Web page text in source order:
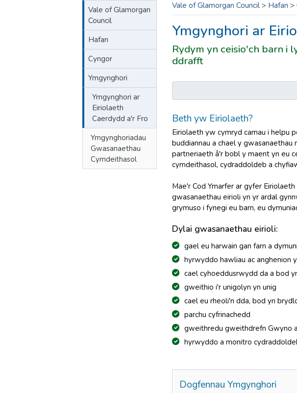
Vale of Glamorgan
Council
Hafan
Cyngor
Ymgynghori
Ymgynghori ar
Eiriolaeth
Caerdydd a'r Fro
Ymgynghoriadau
Gwasanaethau
Cymdeithasol
Vale of Glamorgan Council > Hafan >
Ymgynghori ar
Rydym yn ceisio'ch barn i
ddrafft
Beth yw Eiriolaeth?
Eiriolaeth yw cymryd camau i helpu
buddiannau a chael y
partneriaeth â'r bobl y maent yn eu
cymdeithasol, cydraddoldeb a
Mae'r Cod Ymarfer ar gyfer
gwasanaethau eirioli yn yr ardal
grymuso i fynegi eu barn, eu
Dylai gwasanaethau eirioli:
gael eu harwain gan farn a
hyrwyddo hawliau ac anghenion
cael cyhoeddusrwydd da a bod
gweithio i'r unigolyn yn unig
cael eu rheoli'n dda, bod yn
parchu cyfrinachedd
gweithredu gweithdrefn Gwyno
hyrwyddo a monitro
Dogfennau Ymgynghori